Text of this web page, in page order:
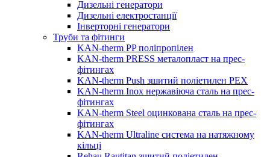
Дизельні генератори
Дизельні електростанції
Інверторні генератори
Труби та фітинги
KAN-therm PP поліпропілен
KAN-therm PRESS металопласт на прес-
фітингах
KAN-therm Push зшитий поліетилен PEX
KAN-therm Inox нержавіюча сталь на прес-
фітингах
KAN-therm Steel оцинкована сталь на прес-
фітингах
KAN-therm Ultraline система на натяжному
кільці